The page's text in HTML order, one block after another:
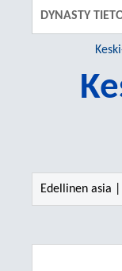
DYNASTY
Edellinen asia |